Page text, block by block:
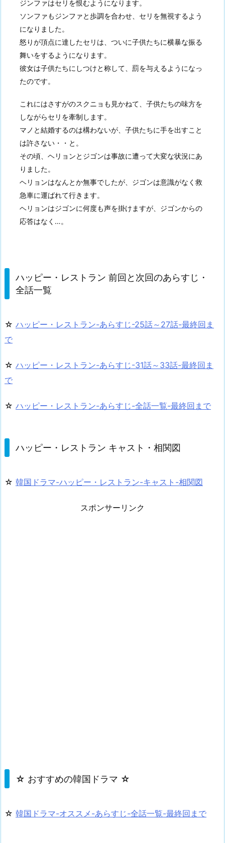
ジンファはセリを恨むようになります。
ソンファもジンファと歩調を合わせ、セリを無視するよう
になりました。
怒りが頂点に達したセリは、ついに子供たちに横暴な振る
舞いをするようになります。
彼女は子供たちにしつけと称して、罰を与えるようになっ
たのです。
これにはさすがのスクニョも見かねて、子供たちの味方を
しながらセリを牽制します。
マノと結婚するのは構わないが、子供たちに手を出すこと
は許さない・・と。
その頃、ヘリョンとジゴンは事故に遭って大変な状況にあ
りました。
ヘリョンはなんとか無事でしたが、ジゴンは意識がなく救
急車に運ばれて行きます。
ヘリョンはジゴンに何度も声を掛けますが、ジゴンからの
応答はなく…。
ハッピー・レストラン 前回と次回のあらすじ・
全話一覧
☆ ハッピー・レストラン-あらすじ-25話～27話-最終回ま
で
☆ ハッピー・レストラン-あらすじ-31話～33話-最終回ま
で
☆ ハッピー・レストラン-あらすじ-全話一覧-最終回まで
ハッピー・レストラン キャスト・相関図
☆ 韓国ドラマ-ハッピー・レストラン-キャスト-相関図
スポンサーリンク
☆ おすすめの韓国ドラマ ☆
☆ 韓国ドラマ-オススメ-あらすじ-全話一覧-最終回まで